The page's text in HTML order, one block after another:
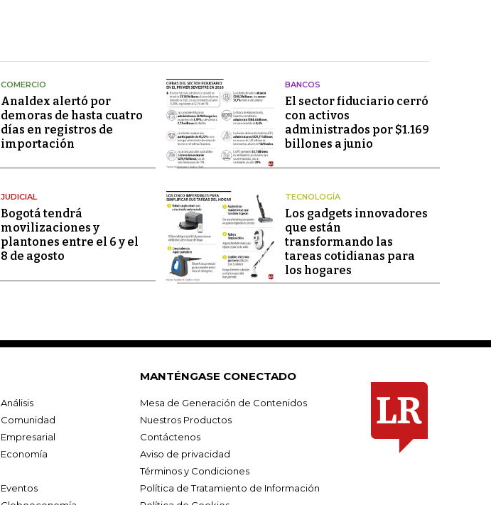
COMERCIO
Analdex alertó por
demoras de hasta cuatro
días en registros de
importación
BANCOS
El sector fiduciario cerró
con activos
administrados por $1.169
billones a junio
JUDICIAL
Bogotá tendrá
movilizaciones y
plantones entre el 6 y el
8 de agosto
TECNOLOGÍA
Los gadgets innovadores
que están
transformando las
tareas cotidianas para
los hogares
Análisis
Comunidad
Empresarial
Economía
Eventos
MANTÉNGASE CONECTADO
Mesa de Generación de Contenidos
Nuestros Productos
Contáctenos
Aviso de privacidad
Términos y Condiciones
Política de Tratamiento de Información